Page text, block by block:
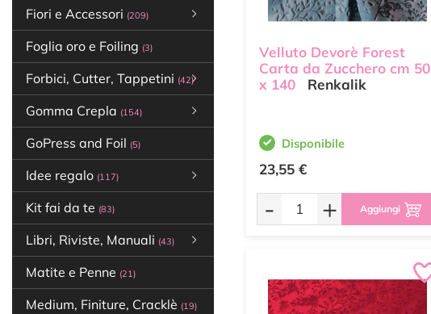
Fiori e Accessori (209)
Foglia oro e Foiling (3)
Forbici, Cutter, Tappetini (42)
Gomma Crepla (154)
GoPress and Foil (5)
Idee regalo (117)
Kit fai da te (83)
Libri, Riviste, Manuali (43)
Matite e Penne (21)
Medium, Finiture, Cracklè (19)
Velluto Devorè Forest
Carta da Zucchero cm 50
x 140
Renkalik
Disponibile
23,55 €
- + Aggiungi